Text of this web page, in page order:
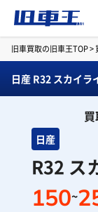
旧車買取の旧車王TOP>
日産 R32 スカイラ
日産
R32 ス
150~